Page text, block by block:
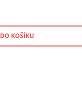
DO KOŠÍKU